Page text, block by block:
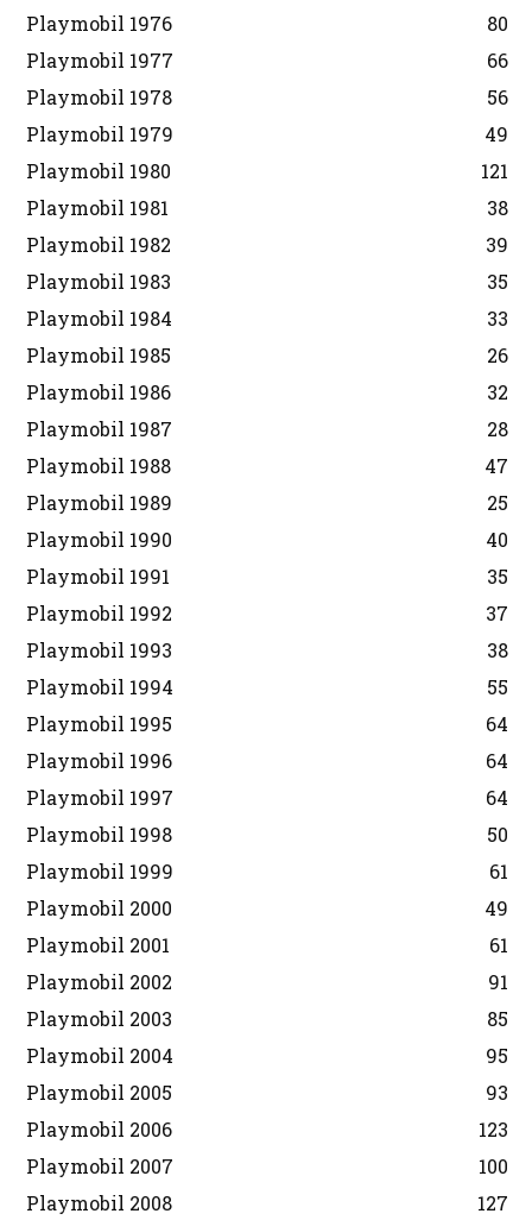
Playmobil 1976
80
Playmobil 1977
66
Playmobil 1978
56
Playmobil 1979
49
Playmobil 1980
121
Playmobil 1981
38
Playmobil 1982
39
Playmobil 1983
35
Playmobil 1984
33
Playmobil 1985
26
Playmobil 1986
32
Playmobil 1987
28
Playmobil 1988
47
Playmobil 1989
25
Playmobil 1990
40
Playmobil 1991
35
Playmobil 1992
37
Playmobil 1993
38
Playmobil 1994
55
Playmobil 1995
64
Playmobil 1996
64
Playmobil 1997
64
Playmobil 1998
50
Playmobil 1999
61
Playmobil 2000
49
Playmobil 2001
61
Playmobil 2002
91
Playmobil 2003
85
Playmobil 2004
95
Playmobil 2005
93
Playmobil 2006
123
Playmobil 2007
100
Playmobil 2008
127